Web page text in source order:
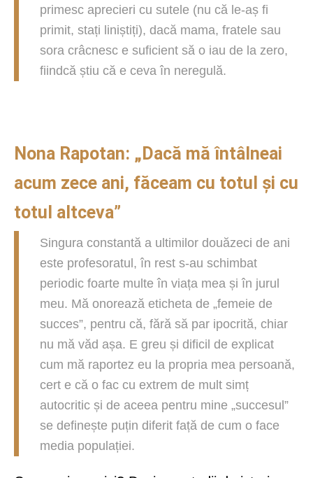
primesc aprecieri cu sutele (nu că le-aș fi
primit, stați liniștiți), dacă mama, fratele sau
sora crâcnesc e suficient să o iau de la zero,
fiindcă știu că e ceva în neregulă.
Nona Rapotan: „Dacă mă întâlneai
acum zece ani, făceam cu totul și cu
totul altceva”
Singura constantă a ultimilor douăzeci de ani
este profesoratul, în rest s-au schimbat
periodic foarte multe în viața mea și în jurul
meu. Mă onorează eticheta de „femeie de
succes”, pentru că, fără să par ipocrită, chiar
nu mă văd așa. E greu și dificil de explicat
cum mă raportez eu la propria mea persoană,
cert e că o fac cu extrem de mult simț
autocritic și de aceea pentru mine „succesul”
se definește puțin diferit față de cum o face
media populației.